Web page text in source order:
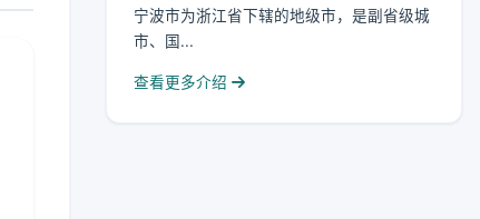
宁波市为浙江省下辖的地级市，是副省级城
市、国...
查看更多介绍